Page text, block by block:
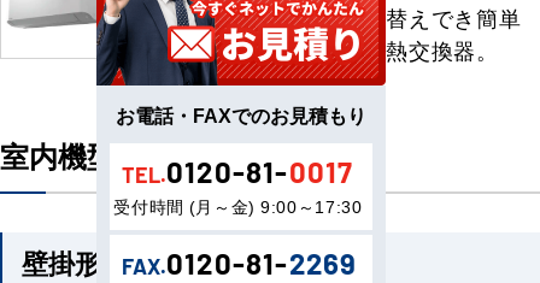
ドレンホース左右付け替えでき簡単
施工。乾燥運転で清潔熱交換器。
室内機型番一覧
壁掛形
お電話・FAXでのお見積もり
TEL.0120-81-0017
受付時間 (月～金) 9:00～17:30
FAX.0120-81-2269